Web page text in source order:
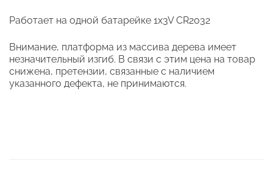
Работает на одной батарейке 1x3V CR2032
Внимание, платформа из массива дерева имеет
незначительный изгиб. В связи с этим цена на товар
снижена, претензии, связанные с наличием
указанного дефекта, не принимаются.